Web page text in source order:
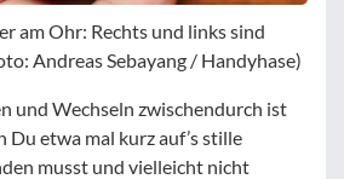
am Ohr: Rechts und links sind
Andreas Sebayang / Handyhase)
und Wechseln zwischendurch ist
Du etwa mal kurz auf’s stille
musst und vielleicht nicht